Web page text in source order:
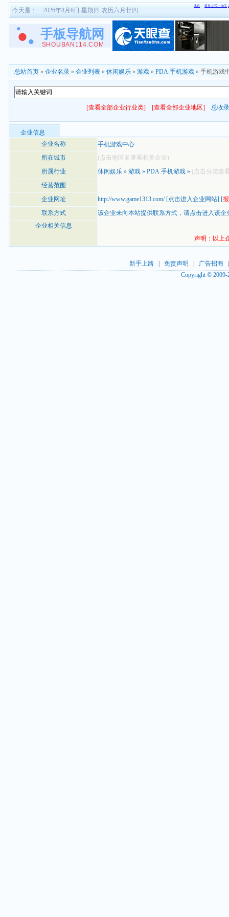
今天是： 2026年8月6日 星期四 农历六月廿四
总站首页 » 企业名录 » 企业列表 » 休闲娱乐 » 游戏 » PDA.手机游戏 » 手机游戏
[查看全部企业行业类] [查看全部企业地区] 总收
企业信息
企业名称
手机游戏中心
所在城市
(点击地区名查看相关企业)
所属行业
休闲娱乐 » 游戏 » PDA.手机游戏 » (点击分类查
经营范围
企业网址
http://www.game1313.com/[点击进入企业网站] [
联系方式
该企业未向本站提供联系方式， 请点击进入该企
企业相关信息
声明：以上
新手上路| 免责声明 广告招商
Copyright ©